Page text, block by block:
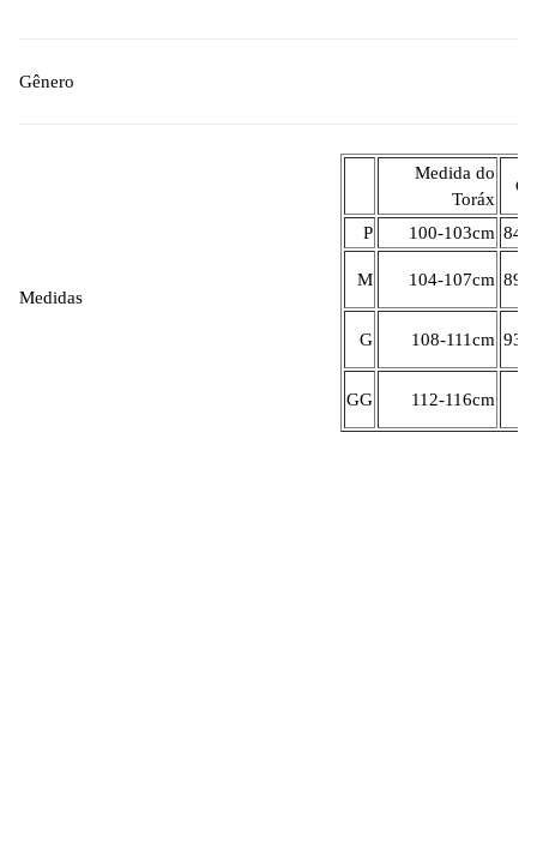
Gênero
Medidas
Medida do
Toráx
P 100-103cm 84-
M 104-107cm 89-
G 108-111cm 93-
GG 112-116cm